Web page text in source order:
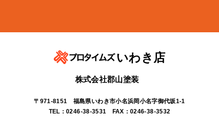
いわき店
株式会社郡山塗装
〒971-8151 福島県いわき市小名浜岡小名字御代坂1-1
TEL：0246-38-3531 FAX：0246-38-3532